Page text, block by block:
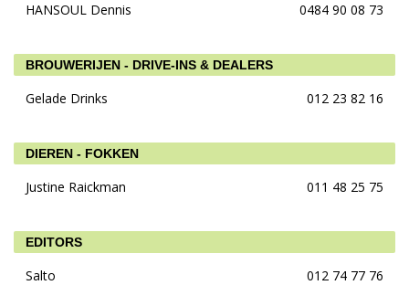
HANSOUL Dennis 0484 90 08 73
BROUWERIJEN - DRIVE-INS & DEALERS
Gelade Drinks 012 23 82 16
DIEREN - FOKKEN
Justine Raickman 011 48 25 75
EDITORS
Salto 012 74 77 76